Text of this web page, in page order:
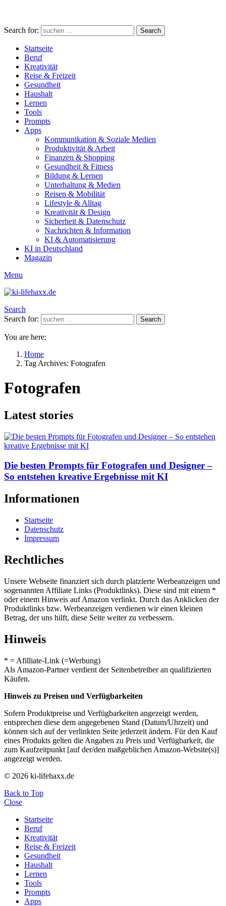
Search for: Search
Startseite
Beruf
Kreativität
Reise & Freizeit
Gesundheit
Haushalt
Lernen
Tools
Prompts
Apps
Kommunikation & Soziale Medien
Produktivität & Arbeit
Finanzen & Shopping
Gesundheit & Fitness
Bildung & Lernen
Unterhaltung & Medien
Reisen & Mobilität
Lifestyle & Alltag
Kreativität & Design
Sicherheit & Datenschutz
Nachrichten & Information
KI & Automatisierung
KI in Deutschland
Magazin
Menu
Search
Search for:
Search
You are here:
Home
Tag Archives: Fotografen
Fotografen
Latest stories
Die besten Prompts für Fotografen und Designer –
So entstehen kreative Ergebnisse mit KI
Informationen
Startseite
Datenschutz
Impressum
Rechtliches
Unsere Webseite finanziert sich durch platzierte Werbeanzeigen und
sogenannten Affiliate Links (Produktlinks). Diese sind mit einem *
oder einem Hinweis auf Amazon verlinkt. Durch das Anklicken der
Produktlinks bzw. Werbeanzeigen verdienen wir einen kleinen
Betrag, der uns hilft, diese Seite weiter zu verbessern.
Hinweis
* = Afilliate-Link (=Werbung)
Als Amazon-Partner verdient der Seitenbetreiber an qualifizierten
Käufen.
Hinweis zu Preisen und Verfügbarkeiten
Sofern Produktpreise und Verfügbarkeiten angezeigt werden,
entsprechen diese dem angegebenen Stand (Datum/Uhrzeit) und
können sich auf der verlinkten Seite jederzeit ändern. Für den Kauf
eines Produkts gelten die Angaben zu Preis und Verfügbarkeit, die
zum Kaufzeitpunkt [auf der/den maßgeblichen Amazon-Website(s)]
angezeigt werden.
© 2026 ki-lifehaxx.de
Back to Top
Close
Startseite
Beruf
Kreativität
Reise & Freizeit
Gesundheit
Haushalt
Lernen
Tools
Prompts
Apps